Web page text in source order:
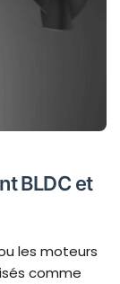
BLDC et
les moteurs
comme